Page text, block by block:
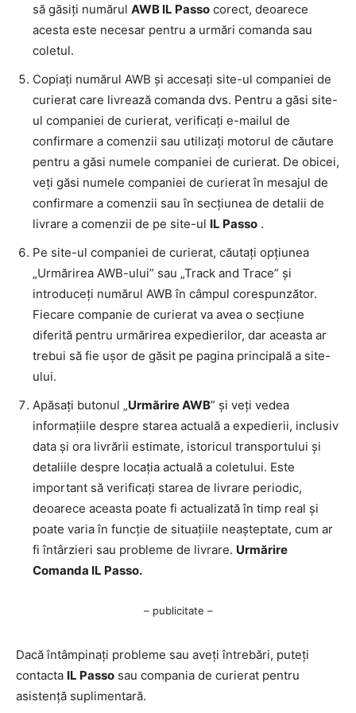
să găsiți numărul AWB IL Passo corect, deoarece
acesta este necesar pentru a urmări comanda sau
coletul.
Copiați numărul AWB și accesați site-ul companiei de
curierat care livrează comanda dvs. Pentru a găsi site-
ul companiei de curierat, verificați e-mailul de
confirmare a comenzii sau utilizați motorul de căutare
pentru a găsi numele companiei de curierat. De obicei,
veți găsi numele companiei de curierat în mesajul de
confirmare a comenzii sau în secțiunea de detalii de
livrare a comenzii de pe site-ul IL Passo .
Pe site-ul companiei de curierat, căutați opțiunea
„Urmărirea AWB-ului” sau „Track and Trace” și
introduceți numărul AWB în câmpul corespunzător.
Fiecare companie de curierat va avea o secțiune
diferită pentru urmărirea expedierilor, dar aceasta ar
trebui să fie ușor de găsit pe pagina principală a site-
ului.
Apăsați butonul „Urmărire AWB” și veți vedea
informațiile despre starea actuală a expedierii, inclusiv
data și ora livrării estimate, istoricul transportului și
detaliile despre locația actuală a coletului. Este
important să verificați starea de livrare periodic,
deoarece aceasta poate fi actualizată în timp real și
poate varia în funcție de situațiile neașteptate, cum ar
fi întârzieri sau probleme de livrare. Urmărire
Comanda IL Passo.
– publicitate –
Dacă întâmpinați probleme sau aveți întrebări, puteți
contacta IL Passo sau compania de curierat pentru
asistență suplimentară.